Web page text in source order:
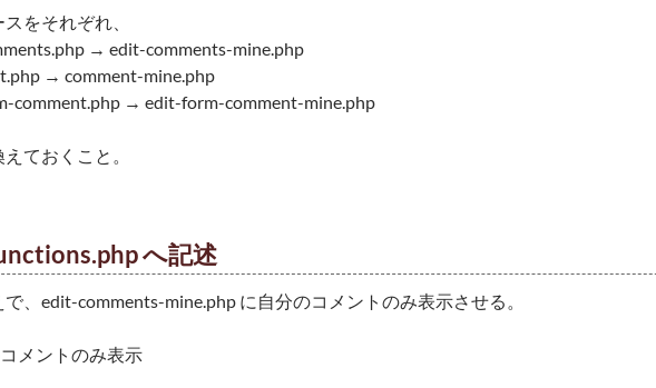
をそれぞれ、
→ edit-comments-mine.php
→ comment-mine.php
comment.php → edit-form-comment-mine.php
ておくこと。
へ記述
で、edit-comments-mine.php に自分のコメントのみ表示させる。
メントのみ表示